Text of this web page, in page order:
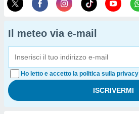
Il meteo via e-mail
Ho letto e accetto la politica sulla privacy